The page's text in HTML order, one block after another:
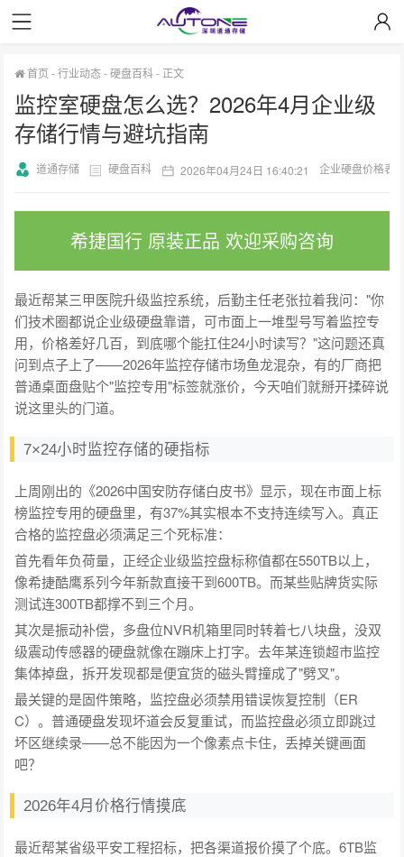
首页 -行业动态-硬盘百科- 正文
监控室硬盘怎么选？2026年4月企业级
存储行情与避坑指南
道通存储 硬盘百科 2026年04月24日 16:40:21 企业硬盘价格表
希捷国行 原装正品 欢迎采购咨询
最近帮某三甲医院升级监控系统，后勤主任老张拉着我问："你
们技术圈都说企业级硬盘靠谱，可市面上一堆型号写着监控专
用，价格差好几百，到底哪个能扛住24小时读写？"这问题还真
问到点子上了——2026年监控存储市场鱼龙混杂，有的厂商把
普通桌面盘贴个"监控专用"标签就涨价，今天咱们就掰开揉碎说
说这里头的门道。
7×24小时监控存储的硬指标
上周刚出的《2026中国安防存储白皮书》显示，现在市面上标
榜监控专用的硬盘里，有37%其实根本不支持连续写入。真正
合格的监控盘必须满足三个死标准：
首先看年负荷量，正经企业级监控盘标称值都在550TB以上，
像希捷酷鹰系列今年新款直接干到600TB。而某些贴牌货实际
测试连300TB都撑不到三个月。
其次是振动补偿，多盘位NVR机箱里同时转着七八块盘，没双
级震动传感器的硬盘就像在蹦床上打字。去年某连锁超市监控
集体掉盘，拆开发现都是便宜货的磁头臂撞成了"劈叉"。
最关键的是固件策略，监控盘必须禁用错误恢复控制（ER
C）。普通硬盘发现坏道会反复重试，而监控盘必须立即跳过
坏区继续录——总不能因为一个像素点卡住，丢掉关键画面
吧？
2026年4月价格行情摸底
最近帮某省级平安工程招标，把各渠道报价摸了个底。6TB监